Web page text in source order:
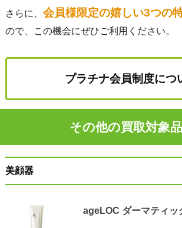
さらに、 会員様限定の嬉しい3つの
ので、この機会にぜひご利用ください。
プラチナ会員制度につ
その他の買取対象
美顔器
ageLOC ダーマティッ